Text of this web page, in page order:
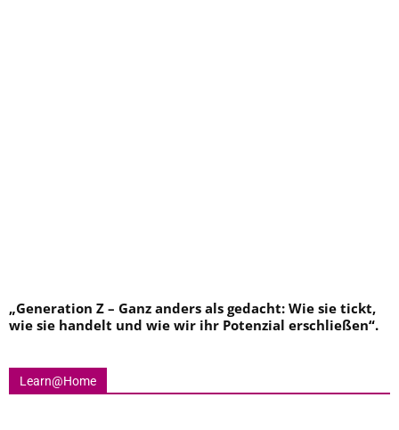
„Generation Z – Ganz anders als gedacht: Wie sie tickt,
wie sie handelt und wie wir ihr Potenzial erschließen“.
Learn@Home